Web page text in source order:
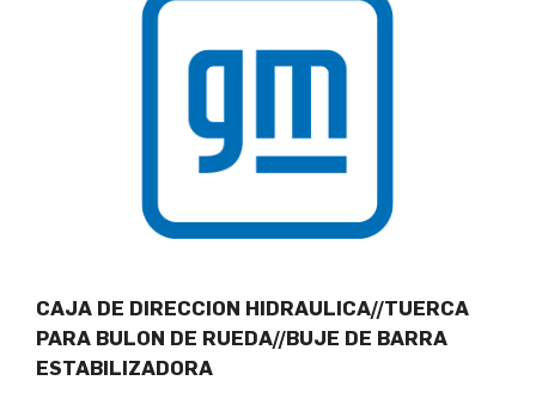
CAJA DE DIRECCION HIDRAULICA//TUERCA
PARA BULON DE RUEDA//BUJE DE BARRA
ESTABILIZADORA